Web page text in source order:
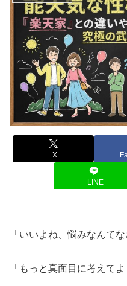
X
LINE
「いいよね、悩みなんてな
「もっと真面目に考えてよ